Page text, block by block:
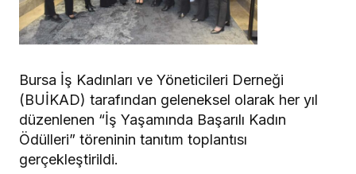
Bursa İş Kadınları ve Yöneticileri Derneği
(BUİKAD) tarafından geleneksel olarak her yıl
düzenlenen “İş Yaşamında Başarılı Kadın
Ödülleri” töreninin tanıtım toplantısı
gerçekleştirildi.